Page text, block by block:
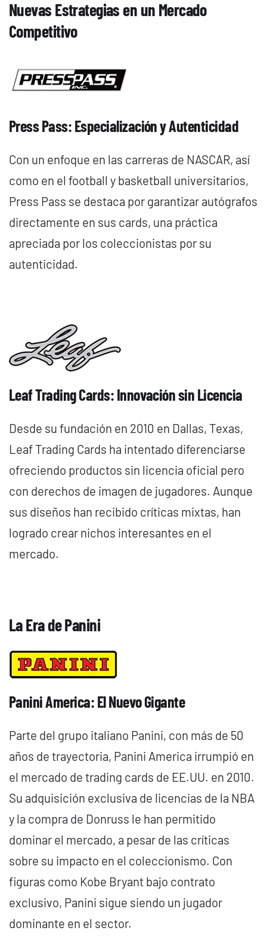
Nuevas Estrategias en un Mercado
Competitivo
Press Pass: Especialización y Autenticidad
Con un enfoque en las carreras de NASCAR, así
como en el football y basketball universitarios,
Press Pass se destaca por garantizar autógrafos
directamente en sus cards, una práctica
apreciada por los coleccionistas por su
autenticidad.
Leaf Trading Cards: Innovación sin Licencia
Desde su fundación en 2010 en Dallas, Texas,
Leaf Trading Cards ha intentado diferenciarse
ofreciendo productos sin licencia oficial pero
con derechos de imagen de jugadores. Aunque
sus diseños han recibido críticas mixtas, han
logrado crear nichos interesantes en el
mercado.
La Era de Panini
Panini America: El Nuevo Gigante
Parte del grupo italiano Panini, con más de 50
años de trayectoria, Panini America irrumpió en
el mercado de trading cards de EE.UU. en 2010.
Su adquisición exclusiva de licencias de la NBA
y la compra de Donruss le han permitido
dominar el mercado, a pesar de las críticas
sobre su impacto en el coleccionismo. Con
figuras como Kobe Bryant bajo contrato
exclusivo, Panini sigue siendo un jugador
dominante en el sector.